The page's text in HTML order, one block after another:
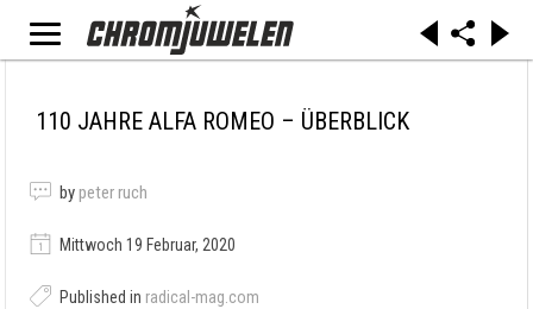
110 JAHRE ALFA ROMEO – ÜBERBLICK
by peter ruch
Mittwoch 19 Februar, 2020
Published in radical-mag.com